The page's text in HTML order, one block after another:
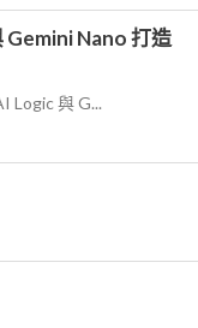
Nano 打造
Logic 與 G...